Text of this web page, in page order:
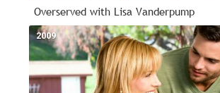
Overserved with Lisa Vanderpump
2009